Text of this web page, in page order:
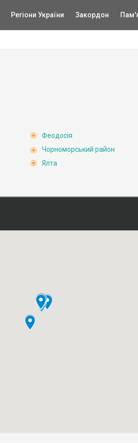
Регіони України Закордон
Феодосія
Чорноморський район
Ялта